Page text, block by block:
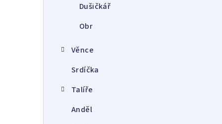
Dušičkář
Obr
Věnce
Srdíčka
Talíře
Anděl